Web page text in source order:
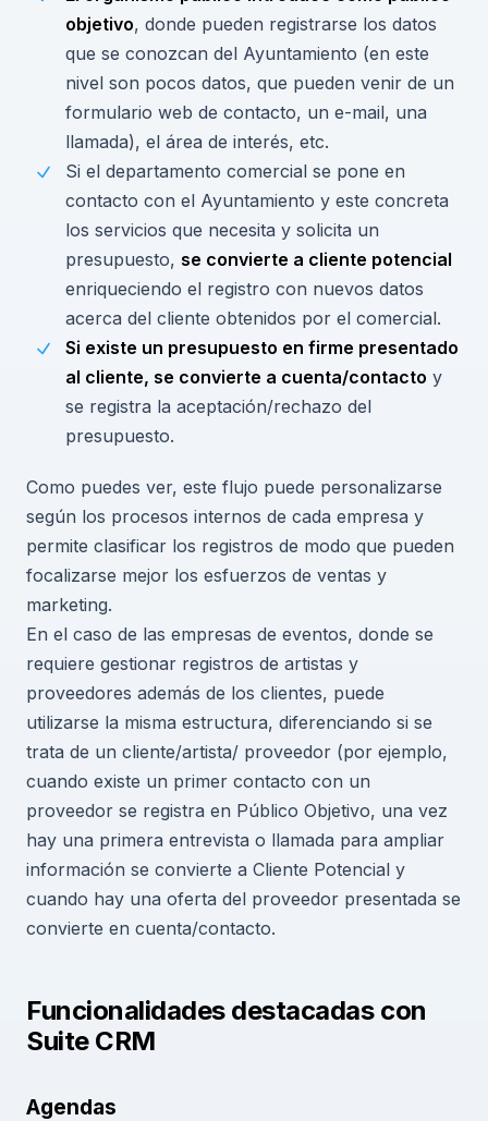
objetivo, donde pueden registrarse los datos
que se conozcan del Ayuntamiento (en este
nivel son pocos datos, que pueden venir de un
formulario web de contacto, un e-mail, una
llamada), el área de interés, etc.
Si el departamento comercial se pone en
contacto con el Ayuntamiento y este concreta
los servicios que necesita y solicita un
presupuesto, se convierte a cliente potencial
enriqueciendo el registro con nuevos datos
acerca del cliente obtenidos por el comercial.
Si existe un presupuesto en firme presentado
al cliente, se convierte a cuenta/contacto y
se registra la aceptación/rechazo del
presupuesto.
Como puedes ver, este flujo puede personalizarse
según los procesos internos de cada empresa y
permite clasificar los registros de modo que pueden
focalizarse mejor los esfuerzos de ventas y
marketing.
En el caso de las empresas de eventos, donde se
requiere gestionar registros de artistas y
proveedores además de los clientes, puede
utilizarse la misma estructura, diferenciando si se
trata de un cliente/artista/ proveedor (por ejemplo,
cuando existe un primer contacto con un
proveedor se registra en Público Objetivo, una vez
hay una primera entrevista o llamada para ampliar
información se convierte a Cliente Potencial y
cuando hay una oferta del proveedor presentada se
convierte en cuenta/contacto.
Funcionalidades destacadas con
Suite CRM
Agendas